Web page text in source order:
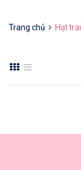
Trang chủ Hạt